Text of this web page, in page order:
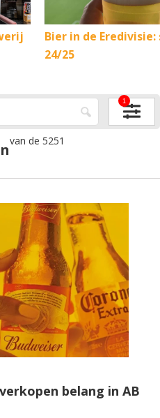
Bier in de Eredivisie:
24/25
1
van de 5251
belang in AB